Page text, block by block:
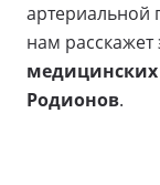
артериальной
нам
Родионов.